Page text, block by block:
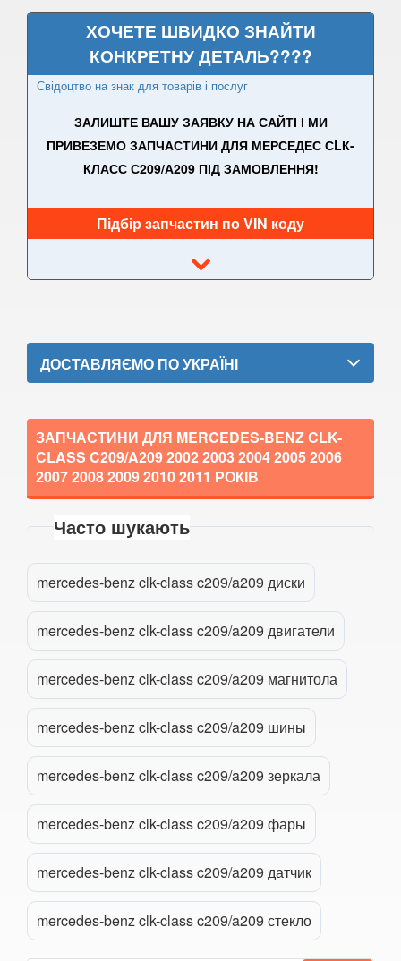
A-CLASS W177/V177
B-CLASS W245
B-CLASS W242e (W246)
Citan W415
C-CLASS W202/S202
C-CLASS W204/S204
CLA-CLASS C117/X117
CL-CLASS W215/C215
CLK-CLASS C209/A209
CLS-CLASS C219
CLS-CLASS C218
CLS-CLASS C257
E-CLASS W210/S210
E-CLASS W211/S211
E-CLASS W212/S212
E-CLASS W213/S213
ХОЧЕТЕ ШВИДКО ЗНАЙТИ
КОНКРЕТНУ ДЕТАЛЬ????
Свідоцтво на знак для товарів і послуг
ЗАЛИШТЕ ВАШУ ЗАЯВКУ НА САЙТІ І МИ
ПРИВЕЗЕМО ЗАПЧАСТИНИ ДЛЯ МЕРСЕДЕС СLК-
КЛАСС С209/А209 ПІД ЗАМОВЛЕННЯ!
Підбір запчастин по VIN коду
Прикріпити файл
ДОСТАВЛЯЄМО ПО УКРАЇНІ
ЗАПЧАСТИНИ ДЛЯ MERCEDES-BENZ CLK-
CLASS C209/A2092002 2003 2004 2005 2006
2007 2008 2009 2010 2011 РОКІВ
Часто шукають
mercedes-benz clk-class c209/a209 диски
mercedes-benz clk-class c209/a209 двигатели
mercedes-benz clk-class c209/a209 магнитола
mercedes-benz clk-class c209/a209 шины
mercedes-benz clk-class c209/a209 зеркала
mercedes-benz clk-class c209/a209 фары
mercedes-benz clk-class c209/a209 датчик
mercedes-benz clk-class c209/a209 стекло